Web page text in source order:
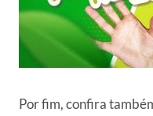
Por fim, confira